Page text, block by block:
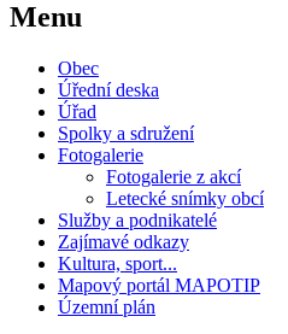
Menu
Obec
Úřední deska
Úřad
Spolky a sdružení
Fotogalerie
Fotogalerie z akcí
Letecké snímky obcí
Služby a podnikatelé
Zajímavé odkazy
Kultura, sport...
Mapový portál MAPOTIP
Územní plán